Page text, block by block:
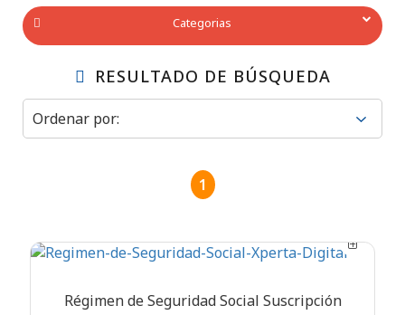
Categorias
RESULTADO DE BÚSQUEDA
1
Régimen de Seguridad Social Suscripción